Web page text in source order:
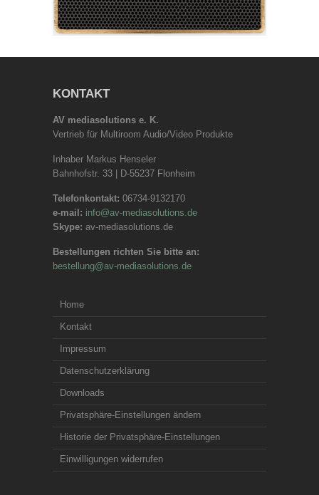
KONTAKT
AV mediasolutions e. K.
Vertrieb für Multiroom Audio/Video Produkte
Inhaber Markus Henseler
Bahnhofstr. 33 | D-55237 Flonheim
Telefonkontakt: 06734-9132170
e-mail: info@av-mediasolutions.de
Skype: av-mediasolutions.de
Bestellungen richten Sie bitte an:
bestellung@av-mediasolutions.de
Home
Kontakt
Impressum
Datenschutzerklärung
Downloads
Privatsphäre-Einstellungen ändern
Historie der Privatsphäre-Einstellungen
Einwilligungen widerrufen